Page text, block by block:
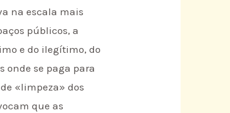
na escala mais
públicos, a
e do ilegítimo, do
onde se paga para
«limpeza» dos
que as